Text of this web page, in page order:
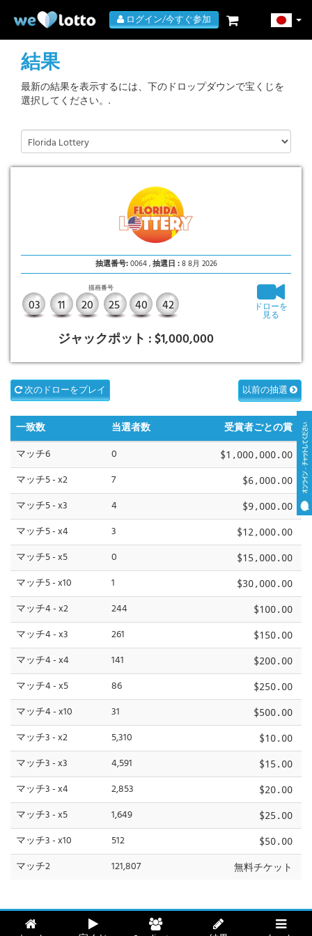
ログイン/今すぐ参加
結果
最新の結果を表示するには、下のドロップダウンで宝くじを
選択してください。.
抽選番号:0064 ,抽選日 :8 8月 2026
描画番号
03 11 20 25 40 42
ジャックポット :$1,000,000
ドローを
見る
次のドローをプレイ 以前の抽選
一致数 当選者数
受賞者ごとの賞
マッチ6
0 $1,000,000.00
マッチ5 - x2 7 $6,000.00
マッチ5 - x3 4 $9,000.00
マッチ5 - x4 3 $12,000.00
マッチ5 - x5 0 $15,000.00
マッチ5 - x10 1 $30,000.00
マッチ4 - x2 244 $100.00
マッチ4 - x3 261 $150.00
マッチ4 - x4 141 $200.00
マッチ4 - x5 86 $250.00
マッチ4 - x10 31 $500.00
マッチ3 - x2 5,310 $10.00
マッチ3 - x3 4,591 $15.00
マッチ3 - x4 2,853 $20.00
マッチ3 - x5 1,649 $25.00
マッチ3 - x10 512 $50.00
マッチ2 121,807 無料チケット